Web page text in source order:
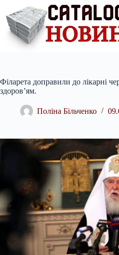
вмісту
Філарета доправили до лікарні
здоров’ям.
Поліна Більченко